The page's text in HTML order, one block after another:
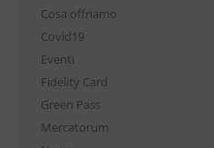
Cosa offriamo
Covid19
Eventi
Fidelity Card
Green Pass
Mercatorum